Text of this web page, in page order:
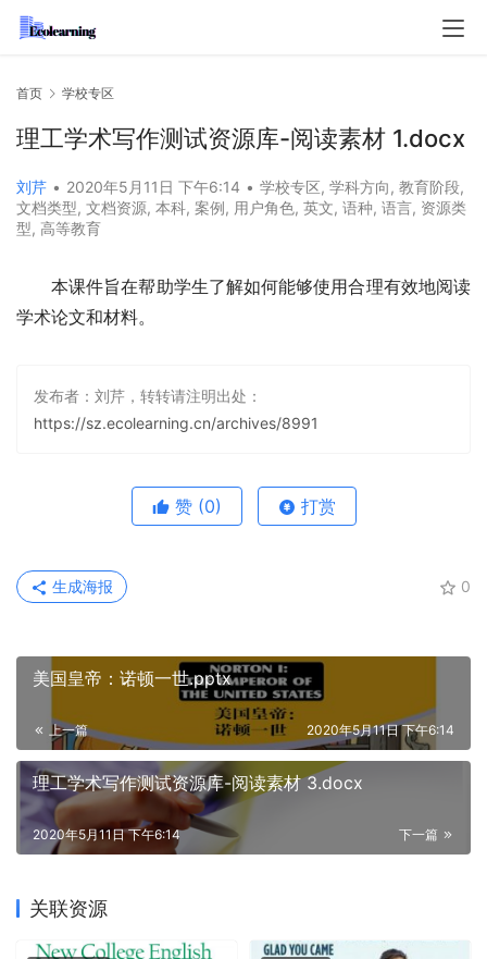
首页 学校专区
理工学术写作测试资源库-阅读素材 1.docx
刘芹 • 2020年5月11日 下午6:14 • 学校专区, 学科方向, 教育阶段,
文档类型, 文档资源, 本科, 案例, 用户角色, 英文, 语种, 语言, 资源类
型, 高等教育
本课件旨在帮助学生了解如何能够使用合理有效地阅读
学术论文和材料。
发布者：刘芹，转转请注明出处：
https://sz.ecolearning.cn/archives/8991
赞 (0) 打赏
0
生成海报
美国皇帝：诺顿一世.pptx
上一篇 2020年5月11日 下午6:14
理工学术写作测试资源库-阅读素材 3.docx
下一篇
2020年5月11日 下午6:14
关联资源